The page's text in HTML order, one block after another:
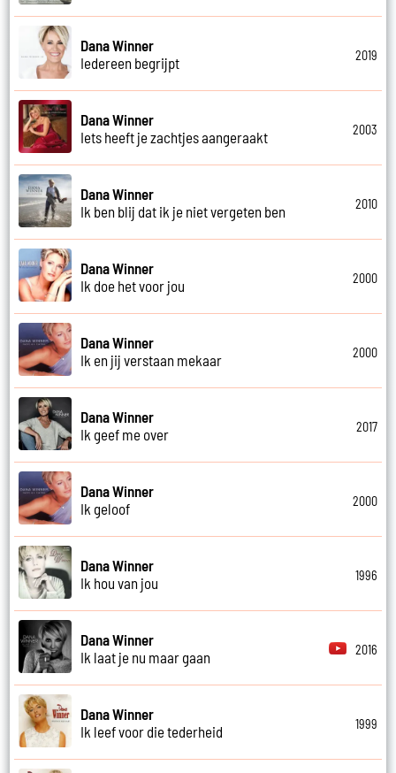
Dana Winner
Iedereen begrijpt
2019
Dana Winner
Iets heeft je zachtjes aangeraakt
2003
Dana Winner
Ik ben blij dat ik je niet vergeten ben
2010
Dana Winner
Ik doe het voor jou
2000
Dana Winner
Ik en jij verstaan mekaar
2000
Dana Winner
Ik geef me over
2017
Dana Winner
Ik geloof
2000
Dana Winner
Ik hou van jou
1996
Dana Winner
Ik laat je nu maar gaan
2016
Dana Winner
Ik leef voor die tederheid
1999